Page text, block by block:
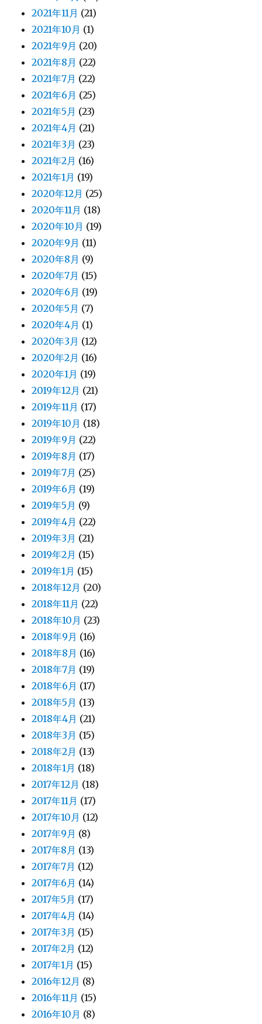
2021年11月 (21)
2021年10月 (1)
2021年9月 (20)
2021年8月 (22)
2021年7月 (22)
2021年6月 (25)
2021年5月 (23)
2021年4月 (21)
2021年3月 (23)
2021年2月 (16)
2021年1月 (19)
2020年12月 (25)
2020年11月 (18)
2020年10月 (19)
2020年9月 (11)
2020年8月 (9)
2020年7月 (15)
2020年6月 (19)
2020年5月 (7)
2020年4月 (1)
2020年3月 (12)
2020年2月 (16)
2020年1月 (19)
2019年12月 (21)
2019年11月 (17)
2019年10月 (18)
2019年9月 (22)
2019年8月 (17)
2019年7月 (25)
2019年6月 (19)
2019年5月 (9)
2019年4月 (22)
2019年3月 (21)
2019年2月 (15)
2019年1月 (15)
2018年12月 (20)
2018年11月 (22)
2018年10月 (23)
2018年9月 (16)
2018年8月 (16)
2018年7月 (19)
2018年6月 (17)
2018年5月 (13)
2018年4月 (21)
2018年3月 (15)
2018年2月 (13)
2018年1月 (18)
2017年12月 (18)
2017年11月 (17)
2017年10月 (12)
2017年9月 (8)
2017年8月 (13)
2017年7月 (12)
2017年6月 (14)
2017年5月 (17)
2017年4月 (14)
2017年3月 (15)
2017年2月 (12)
2017年1月 (15)
2016年12月 (8)
2016年11月 (15)
2016年10月 (8)